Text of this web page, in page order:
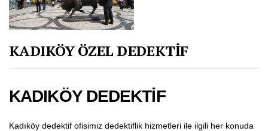
KADIKÖY ÖZEL DEDEKTİF
KADIKÖY DEDEKTİF
Kadıköy dedektif ofisimiz dedektiflik hizmetleri ile ilgili her konuda